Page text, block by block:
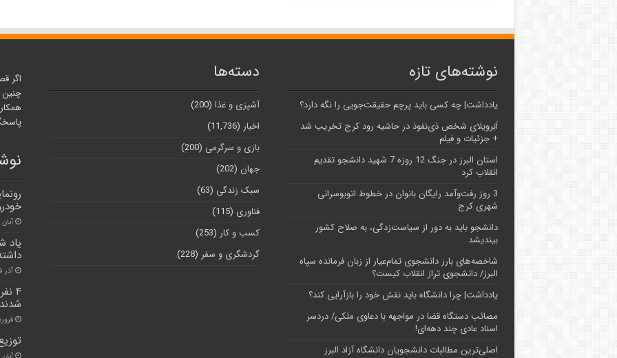
نوشته‌های تازه
یادداشت| ‌چه کسی باید پرچم حقیقت‌جویی را نگه دارد؟
اَبَر‌ویلای شخص ذی‌نفوذ در حاشیه‌ رود کرج تخریب شد
+ جزئیات و فیلم
استان البرز در جنگ 12 روزه 7 شهید دانشجو تقدیم
انقلاب کرد
3 روز رفت‌وآمد رایگان بانوان در خطوط اتوبوسرانی
شهری کرج
دانشجو باید به دور از سیاست‌زدگی، به صلاح کشور
بیندیشد
شاخصه‌های بارز دانشجوی تمام‌عیار از زبان فرمانده سپاه
البرز/ دانشجوی تراز انقلاب کیست؟
یادداشت| چرا دانشگاه باید نقش خود را بازآرایی کند؟
مصائب دستگاه قضا در مواجهه با دعاوی ملکی/ دردسر
اسناد عادی چند‌ دهه‌ای!
اصلی‌ترین مطالبات دانشجویان دانشگاه آزاد البرز
دسته‌ها
آشپزی و غذا (200)
اخبار (11,736)
بازی و سرگرمی (200)
جهان (202)
سبک زندگی (63)
فناوری (115)
کسب و کار (253)
گردشگری و سفر (228)
اگر
چنین
آبان ۳۰, ۱۴۰۰
یاد
آذر ۵, ۱۴۰۰
۴
شدند
آبان ۳۰, ۱۴۰۰